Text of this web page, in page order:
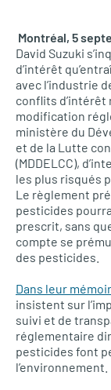
Montréal, 5
David Suzuki
d’intérêt
avec l’industrie
conflits d’intérêt
modification
ministère du
et de la Lutte
(MDDELCC),
les plus risqués
Le règlement
pesticides
prescrit, sans
compte se
des pesticides.
Dans leur
insistent sur
suivi et de
réglementaire
pesticides font
l’environnement.